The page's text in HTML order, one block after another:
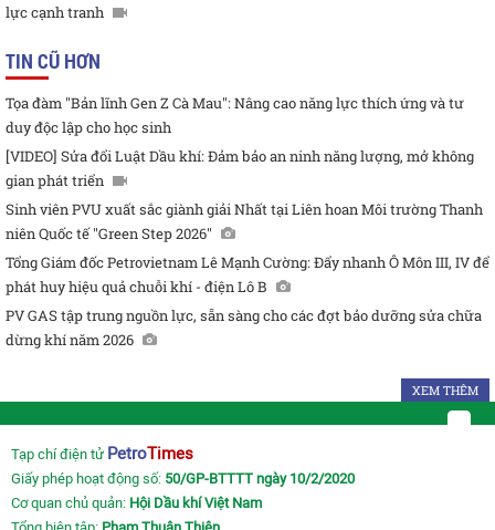
lực cạnh tranh
TIN CŨ HƠN
Tọa đàm "Bản lĩnh Gen Z Cà Mau": Nâng cao năng lực thích ứng và tư
duy độc lập cho học sinh
[VIDEO] Sửa đổi Luật Dầu khí: Đảm bảo an ninh năng lượng, mở không
gian phát triển
Sinh viên PVU xuất sắc giành giải Nhất tại Liên hoan Môi trường Thanh
niên Quốc tế "Green Step 2026"
Tổng Giám đốc Petrovietnam Lê Mạnh Cường: Đẩy nhanh Ô Môn III, IV để
phát huy hiệu quả chuỗi khí - điện Lô B
PV GAS tập trung nguồn lực, sẵn sàng cho các đợt bảo dưỡng sửa chữa
dừng khí năm 2026
XEM THÊM
Tạp chí điện tử PetroTimes
Giấy phép hoạt động số: 50/GP-BTTTT ngày 10/2/2020
Cơ quan chủ quản: Hội Dầu khí Việt Nam